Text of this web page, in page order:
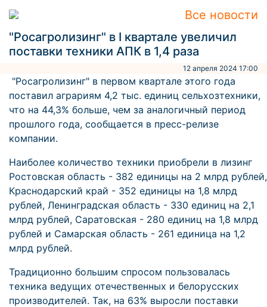
Все новости
"Росагролизинг" в I квартале увеличил
поставки техники АПК в 1,4 раза
12 апреля 2024 17:00
"Росагролизинг" в первом квартале этого года
поставил аграриям 4,2 тыс. единиц сельхозтехники,
что на 44,3% больше, чем за аналогичный период
прошлого года, сообщается в пресс-релизе
компании.
Наиболее количество техники приобрели в лизинг
Ростовская область - 382 единицы на 2 млрд рублей,
Краснодарский край - 352 единицы на 1,8 млрд
рублей, Ленинградская область - 330 единиц на 2,1
млрд рублей, Саратовская - 280 единиц на 1,8 млрд
рублей и Самарская область - 261 единица на 1,2
млрд рублей.
Традиционно большим спросом пользовалась
техника ведущих отечественных и белорусских
производителей. Так, на 63% выросли поставки